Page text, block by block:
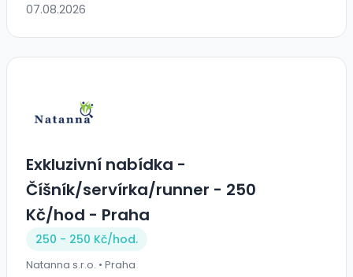
07.08.2026
Exkluzivní nabídka -
Číšník/servírka/runner - 250
Kč/hod - Praha
250 - 250 Kč/hod.
Natanna s.r.o. • Praha